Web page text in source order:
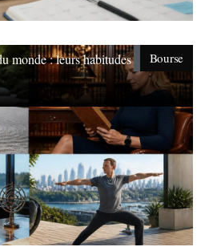
Bourse
monde : leurs habitudes